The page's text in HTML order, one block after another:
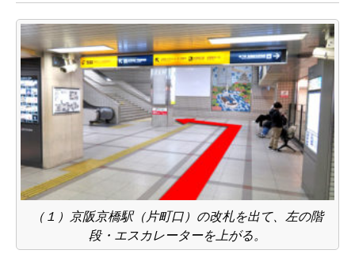
（１）京阪京橋駅（片町口）の改札を出て、左の階
段・エスカレーターを上がる。